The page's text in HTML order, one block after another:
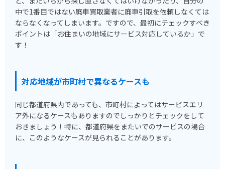
中で1番目ではない廃車買取業者に廃車引取を依頼しなくては
ならなくなってしまいます。ですので、最初にチェックすべき
ポイントは「お住まいの地域にサービス対応しているか」で
す！
対応地域が市町村で異なるケースも
同じ都道府県内であっても、市町村によってはサービスエリ
ア外になるケースもありますのでしっかりとチェックをして
おきましょう！特に、都道府県をまたいでのサービスの場合
に、このようなケースが見られることがあります。